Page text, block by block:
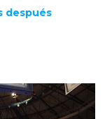
después